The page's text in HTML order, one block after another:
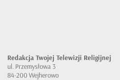
Redakcja Twojej Telewizji Religijnej
ul. Przemysłowa 3
84-200 Wejherowo